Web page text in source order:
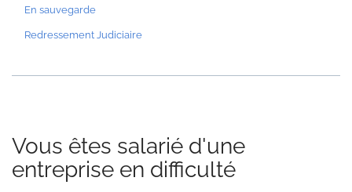
En sauvegarde
Redressement Judiciaire
Vous êtes salarié d'une
entreprise en difficulté